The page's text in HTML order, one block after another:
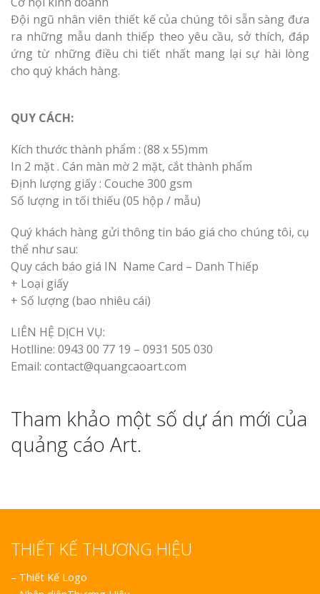
Đội ngũ nhân viên thiết kế của chúng tôi sẵn sàng đưa
ra những mẫu danh thiếp theo yêu cầu, sở thích, đáp
ứng từ những điều chi tiết nhất mang lại sự hài lòng
cho quý khách hàng.
QUY CÁCH:
Kích thước thành phẩm : (88 x 55)mm
In 2 mặt . Cán màn mờ 2 mặt, cắt thành phẩm
Định lượng giấy : Couche 300 gsm
Số lượng in tối thiếu (05 hộp / mẫu)
Quý khách hàng gửi thông tin báo giá cho chúng tôi, cụ
thể như sau:
Quy cách báo giá IN Name Card – Danh Thiếp
+ Loại giấy
+ Số lượng (bao nhiêu cái)
LIÊN HỆ DỊCH VỤ:
Hotlline: 0943 00 77 19 – 0931 505 030
Email: contact@quangcaoart.com
Tham khảo một số dự án mới của
quảng cáo Art.
THIẾT KẾ THƯƠNG HIỆU
– Thiết Kế Logo